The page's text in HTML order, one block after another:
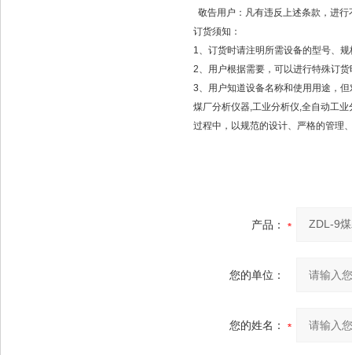
敬告用户：凡有违反上述条款，进
订货须知：
1、订货时请注明所需设备的型号、
2、用户根据需要，可以进行特殊订
3、用户知道设备名称和使用用途，
煤厂分析仪器,工业分析仪,全自动工
过程中，以规范的设计、严格的管理
产品：
您的单位：
您的姓名：